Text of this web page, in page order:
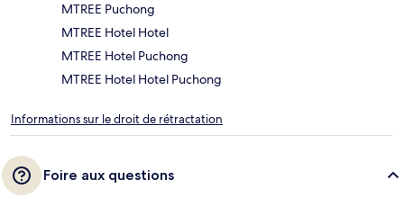
MTREE Puchong
MTREE Hotel Hotel
MTREE Hotel Puchong
MTREE Hotel Hotel Puchong
Informations sur le droit de rétractation
Foire aux questions